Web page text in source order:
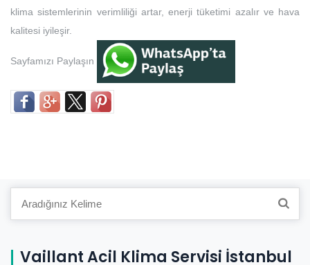
klima sistemlerinin verimliliği artar, enerji tüketimi azalır ve hava
kalitesi iyileşir.
Sayfamızı Paylaşın
Vaillant Acil Klima Servisi İstanbul